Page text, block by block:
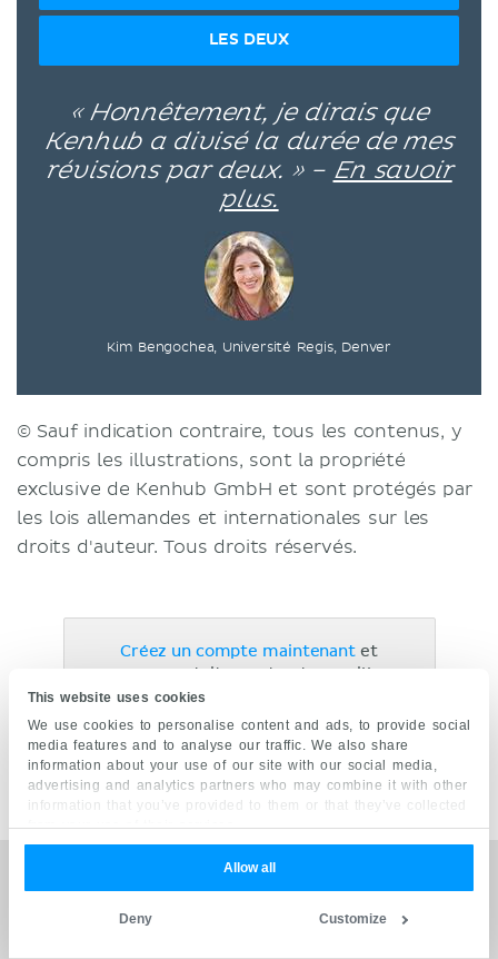
This website uses cookies
We use cookies to personalise content and ads, to provide social
media features and to analyse our traffic. We also share
information about your use of our site with our social media,
advertising and analytics partners who may combine it with other
information that you’ve provided to them or that they’ve collected
from your use of their services.
Allow all
Customize
Deny
LES DEUX
« Honnêtement, je dirais que
Kenhub a divisé la durée de mes
révisions par deux. » – En savoir
plus.
Kim Bengochea, Université Regis, Denver
© Sauf indication contraire, tous les contenus, y
compris les illustrations, sont la propriété
exclusive de Kenhub GmbH et sont protégés par
les lois allemandes et internationales sur les
droits d'auteur. Tous droits réservés.
Créez un compte maintenantet
recevez gratuitement votre meilleur
guide d'étude de l'anatomie !
Les principales institutions de santé nous font confiance